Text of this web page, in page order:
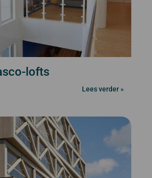
lofts
Lees verder »